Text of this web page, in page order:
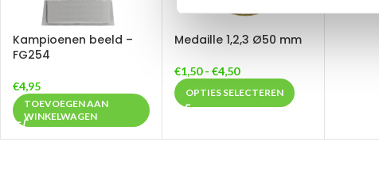
Kampioenen beeld –
FG254
€4,95
TOEVOEGEN AAN
WINKELWAGEN
Medaille 1,2,3 Ø50 mm
€1,50 - €4,50
OPTIES SELECTEREN